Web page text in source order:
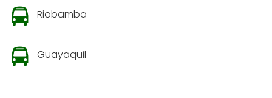
Riobamba
Guayaquil